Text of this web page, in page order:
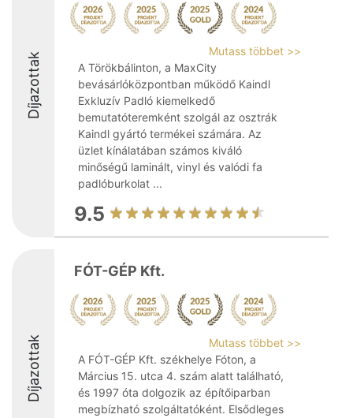
Díjazottak
Mutass többet >>
A Törökbálinton, a MaxCity
bevásárlóközpontban működő Kaindl
Exkluzív Padló kiemelkedő
bemutatóteremként szolgál az osztrák
Kaindl gyártó termékei számára. Az
üzlet kínálatában számos kiváló
minőségű laminált, vinyl és valódi fa
padlóburkolat ...
9.5
Díjazottak
FÓT-GÉP Kft.
Mutass többet >>
A FÓT-GÉP Kft. székhelye Fóton, a
Március 15. utca 4. szám alatt található,
és 1997 óta dolgozik az építőiparban
megbízható szolgáltatóként. Elsődleges